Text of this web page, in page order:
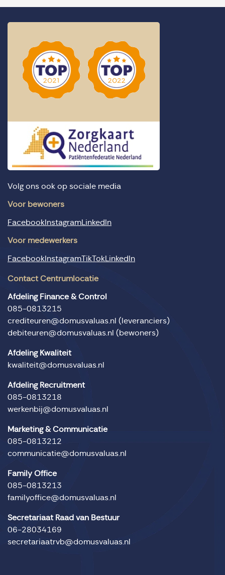
Volg ons ook op sociale media
Voor bewoners
FacebookInstagramLinkedIn
Voor medewerkers
FacebookInstagramTikTokLinkedIn
Contact Centrumlocatie
Afdeling Finance & Control
085-0813215
crediteuren@domusvaluas.nl (leveranciers)
debiteuren@domusvaluas.nl (bewoners)
Afdeling Kwaliteit
kwaliteit@domusvaluas.nl
Afdeling Recruitment
085-0813218
werkenbij@domusvaluas.nl
Marketing & Communicatie
085-0813212
communicatie@domusvaluas.nl
Family Office
085-0813213
familyoffice@domusvaluas.nl
Secretariaat Raad van Bestuur
06-28034169
secretariaatrvb@domusvaluas.nl